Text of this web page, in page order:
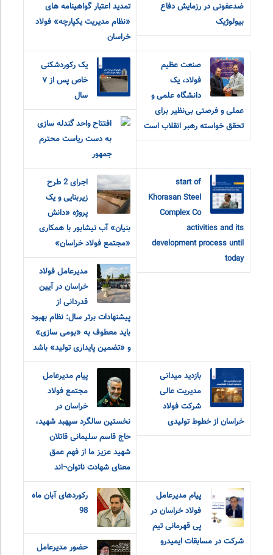
ضدعفونی در رزمایش دفاع
بیولوژیک
تمدید اعتبار گواهینامه های
«نظام مدیریت یکپارچه» فولاد
خراسان
صنعت عظیم
فولاد، یک
دانشگاه علمی و
عملی و فرصتی بی‌نظیر برای
تحقق خواسته رهبر انقلاب است
یک رکوردشکنی
خاص پس از ۷
سال
افتتاح واحد گندله سازی
به دست ریاست محترم
جمهور
start of
Khorasan Steel
Complex Co
activities and its
development process until
today
اجرای 2 طرح
زیربنایی و یک
پروژه «دانش
بنیان» آب نیشابور با همکاری
«مجتمع فولاد خراسان»
مدیرعامل فولاد
خراسان در آیین
قدردانی از
پیشنهادات برتر سال: نظام بهبود
باید معطوف به «بومی سازی»
و «تضمین پایداری تولید» باشد
بازدید میدانی
مدیریت عالی
شرکت فولاد
خراسان از خطوط تولیدی
پیام مدیرعامل
مجتمع فولاد
خراسان در
نخستین سالگرد سپهبد شهید،
حاج قاسم سلیمانی قاتلان
شهید عزیز ما از فهم عمق
معنای شهادت ناتوان¬اند
پیام مدیرعامل
فولاد خراسان در
پی قهرمانی تیم
شرکت در مسابقات ایمیدرو
رکوردهای آبان ماه
98
حضور مدیرعامل